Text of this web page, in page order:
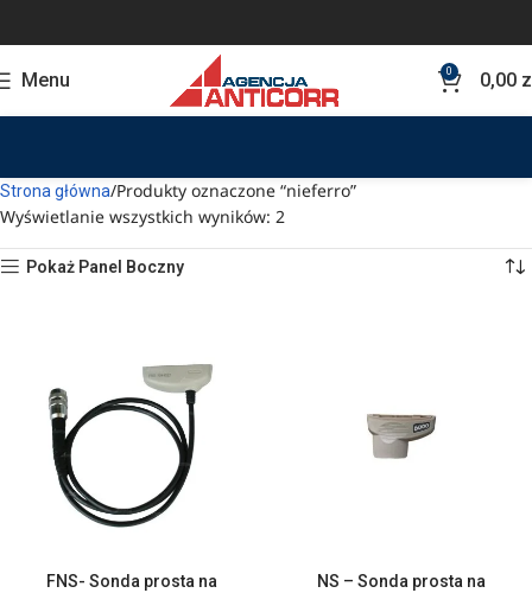
Menu 0 0,00
Strona główna Produkty oznaczone “nieferro”
Wyświetlanie wszystkich wyników: 2
Pokaż Panel Boczny
FNS- Sonda prosta na
NS – Sonda prosta na